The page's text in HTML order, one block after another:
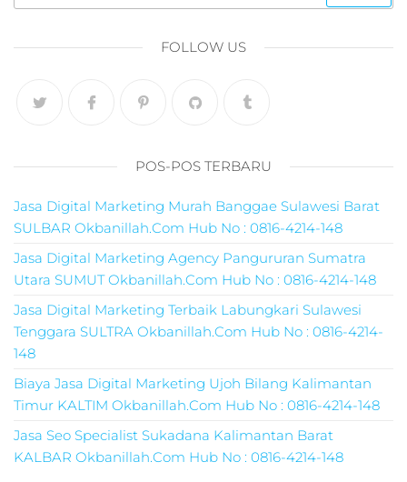
digital
marketing,biaya
memulai bisnis
marketing untuk
memulai bisnis,ads
marketing
digital,organico
marketing,jasa
agency,para
marketing,ppl
marketing
digital,digital
marketing
sms,promosi
FOLLOW US
POS-POS TERBARU
Jasa Digital Marketing Murah Banggae Sulawesi Barat
SULBAR Okbanillah.Com Hub No : 0816-4214-148
Jasa Digital Marketing Agency Pangururan Sumatra
Utara SUMUT Okbanillah.Com Hub No : 0816-4214-148
Jasa Digital Marketing Terbaik Labungkari Sulawesi
Tenggara SULTRA Okbanillah.Com Hub No : 0816-4214-
148
Biaya Jasa Digital Marketing Ujoh Bilang Kalimantan
Timur KALTIM Okbanillah.Com Hub No : 0816-4214-148
Jasa Seo Specialist Sukadana Kalimantan Barat
KALBAR Okbanillah.Com Hub No : 0816-4214-148